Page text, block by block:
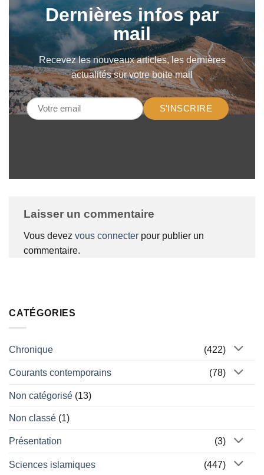
Dernières infos par
mail
Recevez les nouveaux articles, les dernières
actualités sur votre boite mail
S'INSCRIRE
Laisser un commentaire
Vous devez vous connecter pour publier un
commentaire.
CATÉGORIES
Chronique (422)
Courants contemporains (78)
Non catégorisé (13)
Non classé (1)
Présentation (3)
Sciences islamiques (447)